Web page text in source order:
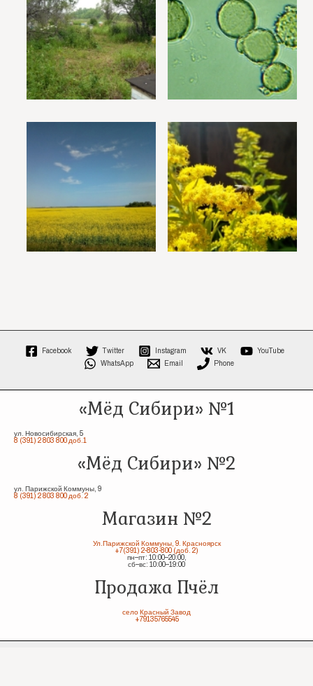
Facebook Twitter Instagram VK
YouTube
WhatsApp
Email Phone
«Мёд Сибири» №1
ул. Новосибирская, 5
8 (391) 2 803 800 доб.1
«Мёд Сибири» №2
ул. Парижской Коммуны, 9
8 (391) 2 803 800 доб. 2
Магазин №2
Ул.Парижской Коммуны, 9. Красноярск
+7(391) 2-803-800 (доб. 2)
пн–пт: 10:00–20:00,
сб–вс: 10:00–19:00
Продажа Пчёл
село Красный Завод
+79135765545